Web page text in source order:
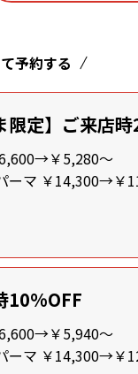
予約する
限定】ご来店
6,600→￥5,280～
ーマ ￥14,300→￥
10%OFF
6,600→￥5,940～
ーマ ￥14,300→￥